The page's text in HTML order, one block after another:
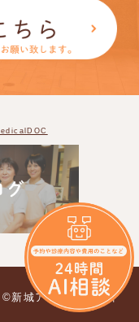
©新城アイモール歯科